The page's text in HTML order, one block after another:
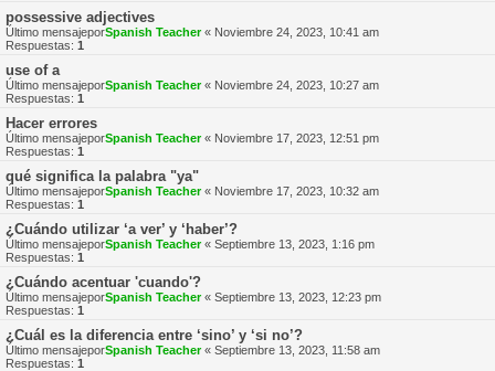
possessive adjectives
Último mensajeporSpanish Teacher« Noviembre 24, 2023, 10:41 am
Respuestas: 1
use of a
Último mensajeporSpanish Teacher« Noviembre 24, 2023, 10:27 am
Respuestas: 1
Hacer errores
Último mensajeporSpanish Teacher« Noviembre 17, 2023, 12:51 pm
Respuestas: 1
qué significa la palabra "ya"
Último mensajeporSpanish Teacher« Noviembre 17, 2023, 10:32 am
Respuestas: 1
¿Cuándo utilizar ‘a ver’ y ‘haber’?
Último mensajeporSpanish Teacher« Septiembre 13, 2023, 1:16 pm
Respuestas: 1
¿Cuándo acentuar 'cuando'?
Último mensajeporSpanish Teacher« Septiembre 13, 2023, 12:23 pm
Respuestas: 1
¿Cuál es la diferencia entre ‘sino’ y ‘si no’?
Último mensajeporSpanish Teacher« Septiembre 13, 2023, 11:58 am
Respuestas: 1